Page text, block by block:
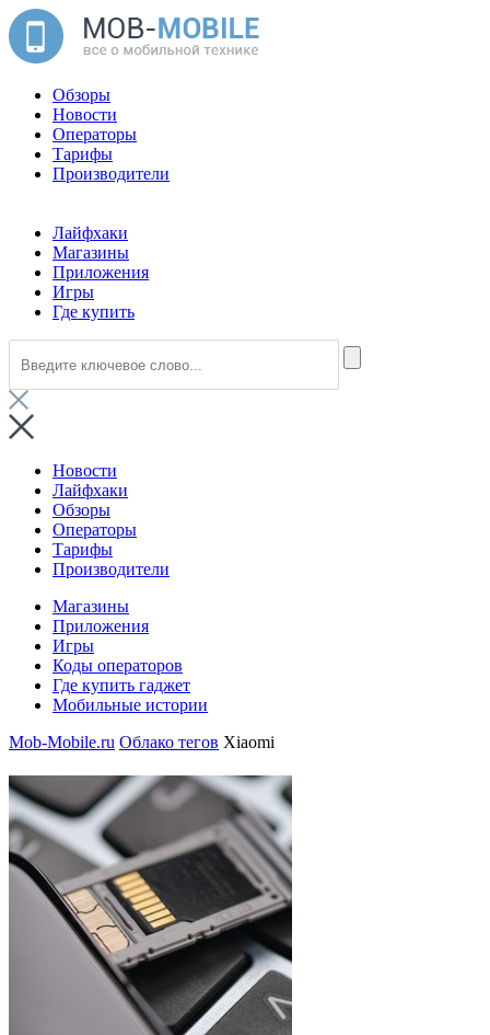
Обзоры
Новости
Операторы
Тарифы
Производители
Лайфхаки
Магазины
Приложения
Игры
Где купить
Новости
Лайфхаки
Обзоры
Операторы
Тарифы
Производители
Магазины
Приложения
Игры
Коды операторов
Где купить гаджет
Мобильные истории
Mob-Mobile.ru Облако тегов Xiaomi